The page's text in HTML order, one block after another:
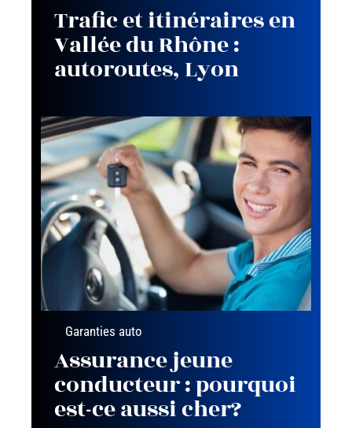
Trafic et itinéraires en
Vallée du Rhône :
autoroutes, Lyon
Garanties auto
Assurance jeune
conducteur : pourquoi
est-ce aussi cher?